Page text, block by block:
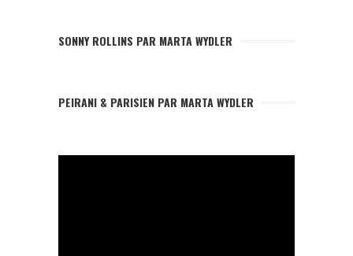
SONNY ROLLINS PAR MARTA WYDLER
PEIRANI & PARISIEN PAR MARTA WYDLER